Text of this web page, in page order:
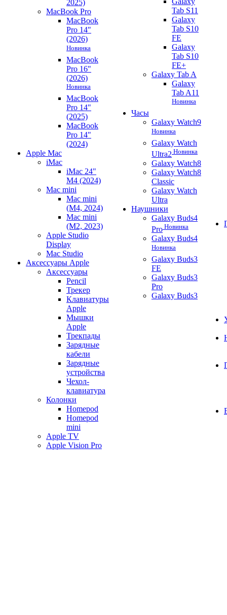
2025)
MacBook Pro
MacBook
Pro 14"
(2026)
Новинка
MacBook
Pro 16"
(2026)
Новинка
MacBook
Pro 14"
(2025)
MacBook
Pro 14"
(2024)
Apple Mac
iMac
iMac 24"
M4 (2024)
Mac mini
Mac mini
(M4, 2024)
Mac mini
(M2, 2023)
Apple Studio
Display
Mac Studio
Аксессуары Apple
Аксессуары
Pencil
Трекер
Клавиатуры
Apple
Мышки
Apple
Трекпады
Зарядные
кабели
Зарядные
устройства
Чехол-
клавиатура
Колонки
Homepod
Homepod
mini
Apple TV
Apple Vision Pro
Tab S11
Galaxy
Tab S10
FE
Galaxy
Tab S10
FE+
Galaxy Tab A
Galaxy
Tab A11
Новинка
Часы
Galaxy Watch9
Новинка
Galaxy Watch
Ultra2 Новинка
Galaxy Watch8
Galaxy Watch8
Classic
Galaxy Watch
Ultra
Наушники
Galaxy Buds4
Pro Новинка
Galaxy Buds4
Новинка
Galaxy Buds3
FE
Galaxy Buds3
Pro
Galaxy Buds3